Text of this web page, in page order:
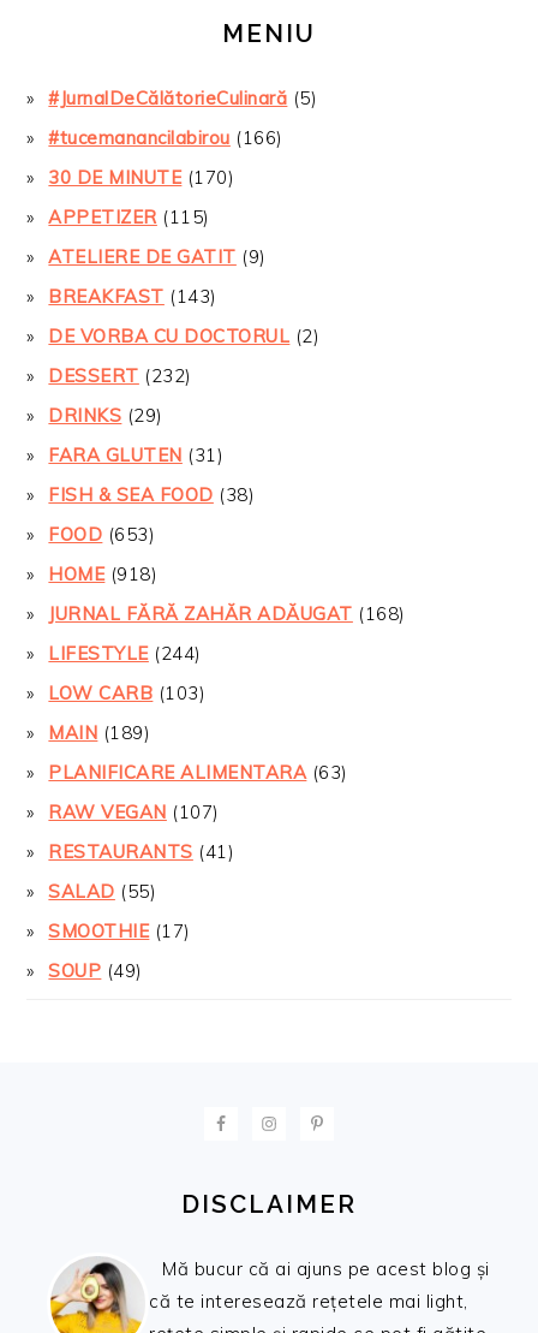
MENIU
#JurnalDeCălătorieCulinară (5)
#tucemanancilabirou (166)
30 DE MINUTE(170)
APPETIZER(115)
ATELIERE DE GATIT (9)
BREAKFAST (143)
DE VORBA CU DOCTORUL (2)
DESSERT (232)
DRINKS (29)
FARA GLUTEN (31)
FISH & SEA FOOD (38)
FOOD (653)
HOME(918)
JURNAL FĂRĂ ZAHĂR ADĂUGAT (168)
LIFESTYLE(244)
LOW CARB (103)
MAIN (189)
PLANIFICARE ALIMENTARA(63)
RAW VEGAN (107)
RESTAURANTS (41)
SALAD (55)
SMOOTHIE(17)
SOUP (49)
DISCLAIMER
Mă bucur că ai ajuns pe acest blog și
că te interesează rețetele mai light,